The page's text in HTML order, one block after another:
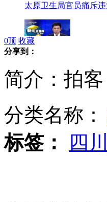
太原卫生局官员痛斥
美调查小组抵俄调查波
郎平为事业放弃感情
0顶 收藏
分享到：
简介：拍
分类名称：
标签：
四